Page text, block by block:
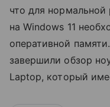
что для
на Windows 11
оперативной
завершили обзор
Laptop, который